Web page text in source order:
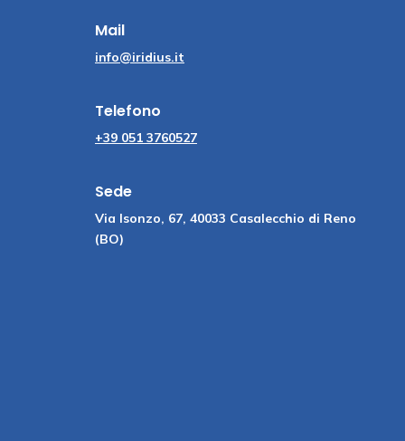
Mail
info@iridius.it
Telefono
+39 051 3760527
Sede
Via Isonzo, 67, 40033 Casalecchio di Reno
(BO)